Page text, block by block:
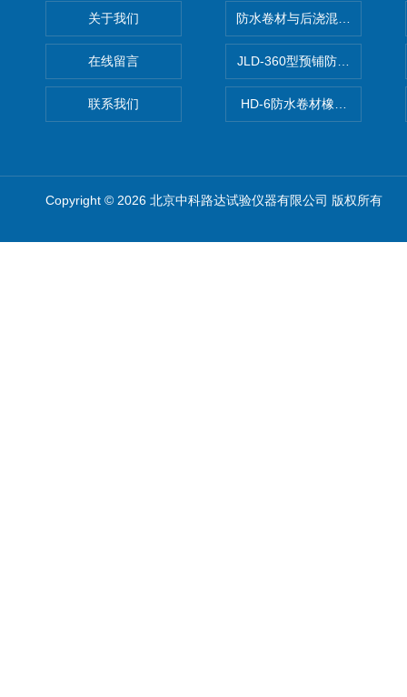
关于我们
在线留言
联系我们
防水卷材与后浇混凝土剥离强
JLD-360型预铺防水卷材抗冲
HD-6防水卷材橡胶测厚仪
Copyright © 2026 北京中科路达试验仪器有限公司 版权所有